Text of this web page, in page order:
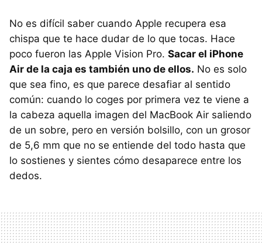
No es difícil saber cuando Apple recupera esa
chispa que te hace dudar de lo que tocas. Hace
poco fueron las Apple Vision Pro. Sacar el iPhone
Air de la caja es también uno de ellos. No es solo
que sea fino, es que parece desafiar al sentido
común: cuando lo coges por primera vez te viene a
la cabeza aquella imagen del MacBook Air saliendo
de un sobre, pero en versión bolsillo, con un grosor
de 5,6 mm que no se entiende del todo hasta que
lo sostienes y sientes cómo desaparece entre los
dedos.